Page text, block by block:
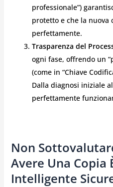
professionale”)
protetto e che la nuova
perfettamente.
Trasparenza del
ogni fase, offrendo un
(come in “Chiave
Dalla diagnosi iniziale
perfettamente
Non
Avere Una Copia
Intelligente